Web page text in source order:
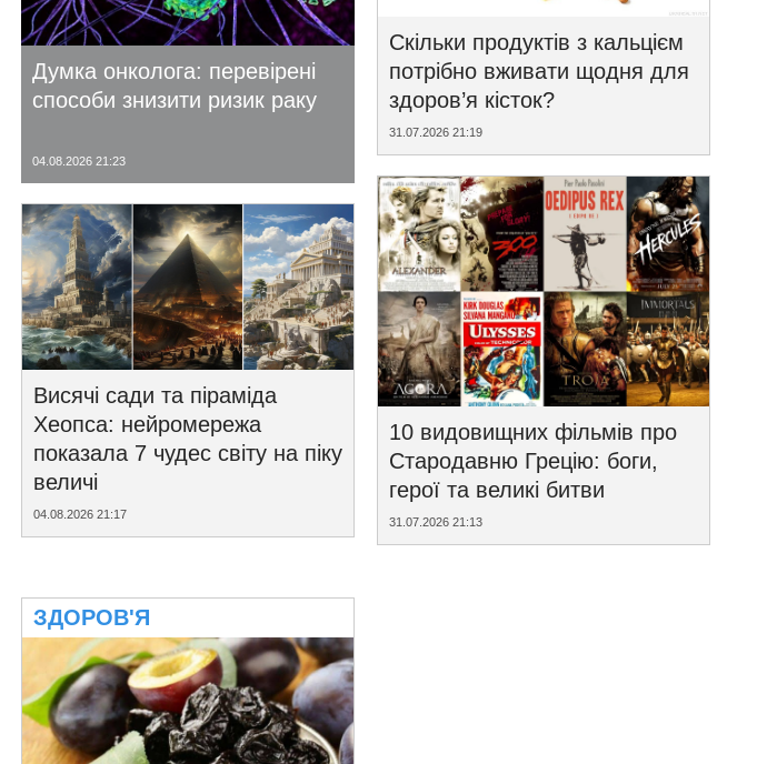
Думка онколога: перевірені
способи знизити ризик раку
04.08.2026 21:23
Висячі сади та піраміда
Хеопса: нейромережа
показала 7 чудес світу на піку
величі
04.08.2026 21:17
ЗДОРОВ'Я
Скільки продуктів з кальцієм
потрібно вживати щодня для
здоров’я кісток?
31.07.2026 21:19
10 видовищних фільмів про
Стародавню Грецію: боги,
герої та великі битви
31.07.2026 21:13